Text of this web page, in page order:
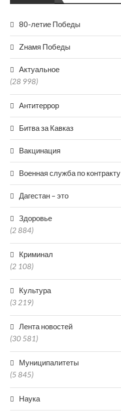
80-летие Победы
Zнамя Победы
Актуальное
(28 998)
Антитеррор
Битва за Кавказ
Вакцинация
Военная служба по контракту
Дагестан – это
Здоровье
(2 884)
Криминал
(2 108)
Культура
(3 219)
Лента новостей
(30 581)
Муниципалитеты
(5 845)
Наука